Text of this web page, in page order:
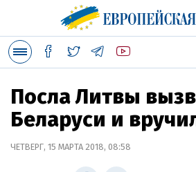
Посла Литвы
Беларуси и
ЧЕТВЕРГ, 15 МАРТА 2018, 08:58